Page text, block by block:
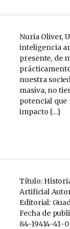
Nuria Oliver,
inteligencia
presente, de
nuestra
masiva, no
potencial
impacto […]
Título:
Artificial
Editorial:
Fecha de
84-19414-